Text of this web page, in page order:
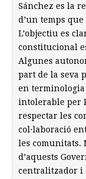
Sánchez es la
d’un temps
L’objectiu es
constitucional
Algunes
part de la seva
en terminologia
intolerable per
respectar les
col·laboració
les comunitats.
d’aquests
centralitzador i